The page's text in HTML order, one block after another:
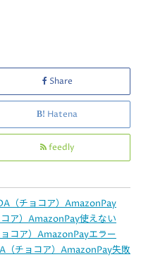
Share
Hatena
feedly
（チョコア）AmazonPay
ア）AmazonPay使えない
コア）AmazonPayエラー
（チョコア）AmazonPay失敗